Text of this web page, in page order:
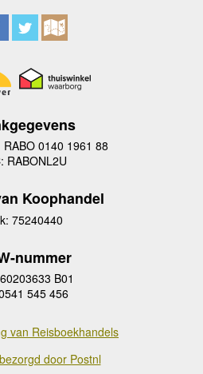
RABO 0140 1961 88
RABONL2U
Koophandel
75240440
nummer
B01
545 456
van Reisboekhandels
door Postnl